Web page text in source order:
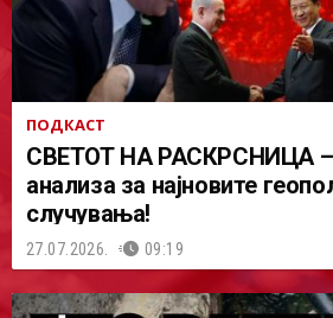
ПОДКАСТ
СВЕТОТ НА РАСКРСНИЦА –
анализа за најновите
случувања!
27.07.2026. 09:19